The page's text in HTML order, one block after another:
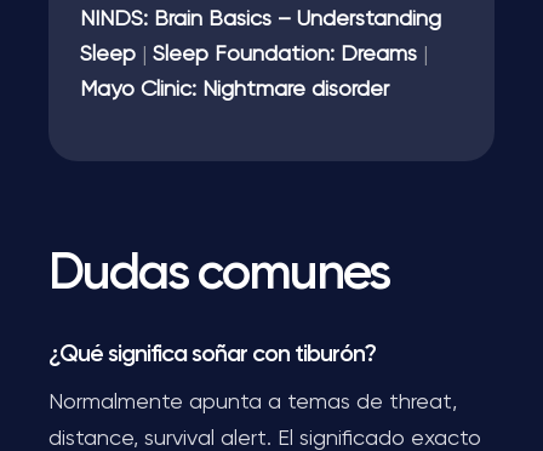
NINDS: Brain Basics – Understanding
Sleep
Sleep Foundation: Dreams
Mayo Clinic: Nightmare disorder
Dudas comunes
¿Qué significa soñar con tiburón?
Normalmente apunta a temas de threat,
distance, survival alert. El significado exacto